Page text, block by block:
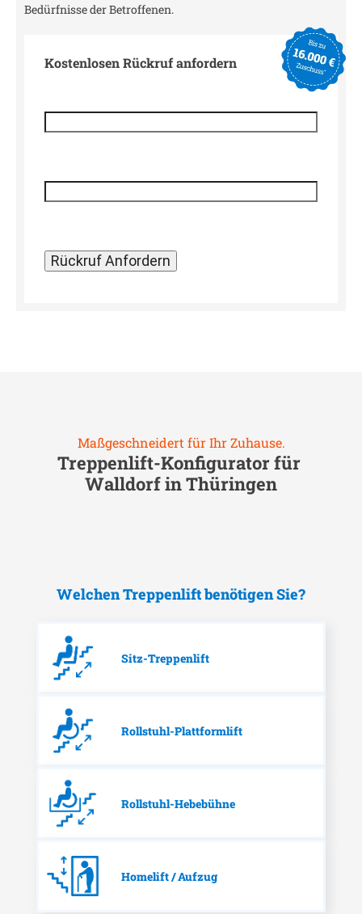
Bedürfnisse der Betroffenen.
Kostenlosen Rückruf anfordern
Maßgeschneidert für Ihr Zuhause.
Treppenlift-Konfigurator für
Walldorf in Thüringen
Welchen Treppenlift benötigen Sie?
Sitz-Treppenlift
Rollstuhl-Plattformlift
Rollstuhl-Hebebühne
Homelift / Aufzug